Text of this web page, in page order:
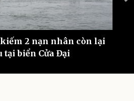
Ảnh
E-Magazine
Infographic
2 nạn nhân còn lại
biển Cửa Đại